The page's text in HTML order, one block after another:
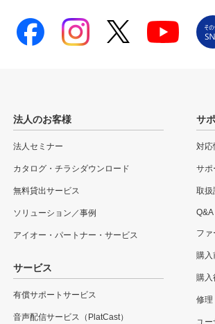
法人のお客様
法人セミナー
カタログ・チラシダウンロード
無料貸出サービス
ソリューション／事例
アイオー・パートナー・サービス
サービス
有償サポートサービス
音声配信サービス（PlatCast）
サ
対応
サポ
取扱
Q&A
ファ
購入
購入
修理
ユー